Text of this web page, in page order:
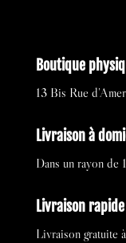
Boutique
13 Bis Rue
Livraison à
Dans un rayon de
Livraison rapide
Livraison gratuite